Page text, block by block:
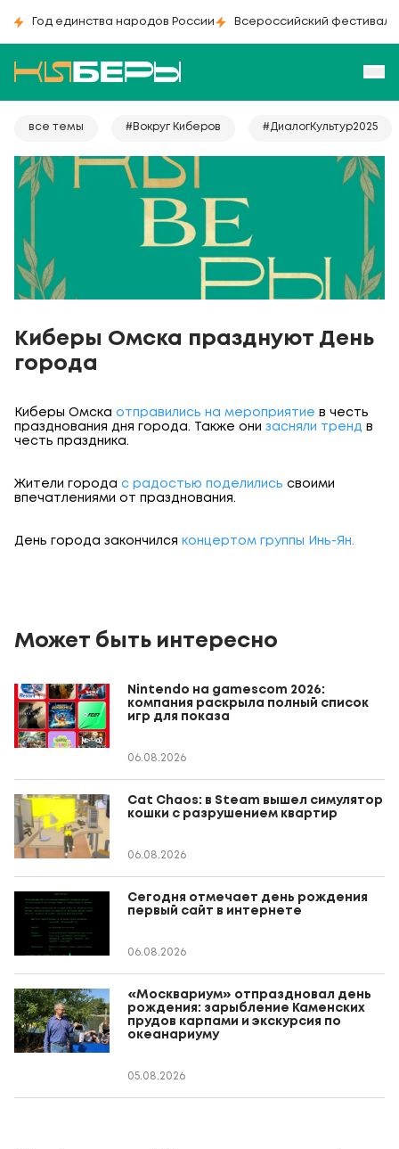
Год единства народов России Всероссийский фестиваль
все темы #Вокруг Киберов #ДиалогКультур2025
Киберы Омска празднуют День
города
Киберы Омска отправились на мероприятие в честь
празднования дня города. Также они засняли тренд в
честь праздника.
Жители города с радостью поделились своими
впечатлениями от празднования.
День города закончился концертом группы Инь-Ян.
Может быть интересно
Nintendo на gamescom 2026:
компания раскрыла полный список
игр для показа
06.08.2026
Cat Chaos: в Steam вышел симулятор
кошки с разрушением квартир
06.08.2026
Сегодня отмечает день рождения
первый сайт в интернете
06.08.2026
«Москвариум» отпраздновал день
рождения: зарыбление Каменских
прудов карпами и экскурсия по
океанариуму
05.08.2026